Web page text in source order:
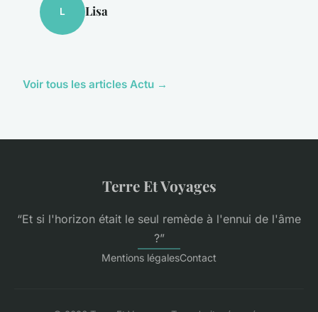
L Lisa
Voir tous les articles Actu →
Terre Et Voyages
“Et si l'horizon était le seul remède à l'ennui de l'âme
?”
Mentions légalesContact